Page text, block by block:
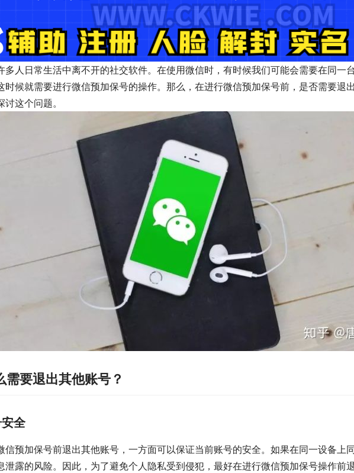
多人日常生活中离不开的社交软件。在使用微信时，有时候我们可能会需要在同一
时候就需要进行微信预加保号的操作。那么，在进行微信预加保号前，是否需要退
讨这个问题。
需要退出其他账号？
全
信预加保号前退出其他账号，一方面可以保证当前账号的安全。如果在同一设备上
泄露的风险。因此，为了避免个人隐私受到侵犯，最好在进行微信预加保号操作前退